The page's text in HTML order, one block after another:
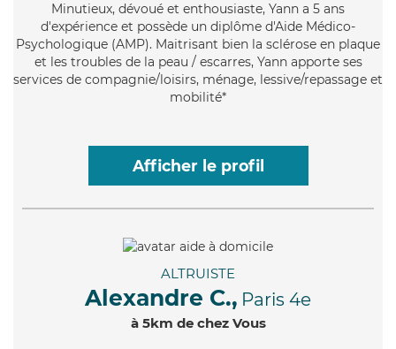
Minutieux, dévoué et enthousiaste, Yann a 5 ans
d'expérience et possède un diplôme d'Aide Médico-
Psychologique (AMP). Maitrisant bien la sclérose en plaque
et les troubles de la peau / escarres, Yann apporte ses
services de compagnie/loisirs, ménage, lessive/repassage et
mobilité*
Afficher le profil
ALTRUISTE
Alexandre C., Paris 4e
à 5km de chez Vous